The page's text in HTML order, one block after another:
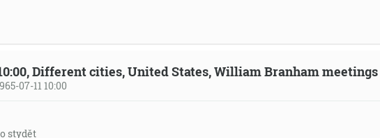
Different cities, United States, William Branham meetings
07-11 10:00
stydět